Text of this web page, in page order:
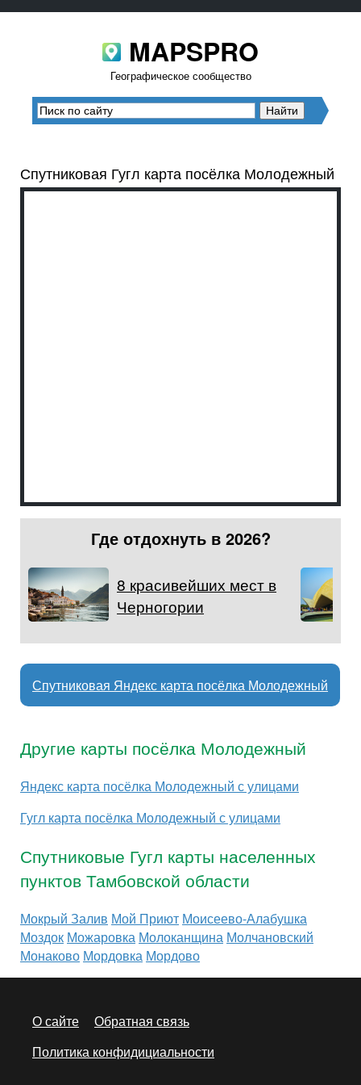
MAPSPRO
Географическое сообщество
Спутниковая Гугл карта посёлка Молодежный
Где отдохнуть в 2026?
8 красивейших мест в
Черногории
Спутниковая Яндекс карта посёлка Молодежный
Другие карты посёлка Молодежный
Яндекс карта посёлка Молодежный с улицами
Гугл карта посёлка Молодежный с улицами
Спутниковые Гугл карты населенных
пунктов Тамбовской области
Мокрый Залив Мой Приют Моисеево-Алабушка
Моздок Можаровка Молоканщина Молчановский
Монаково Мордовка Мордово
О сайте
Обратная связь
Политика конфидициальности